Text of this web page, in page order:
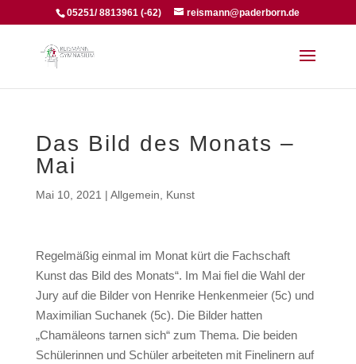
05251/ 8813961 (-62) reismann@paderborn.de
Das Bild des Monats –
Mai
Mai 10, 2021 | Allgemein Kunst
Regelmäßig einmal im Monat kürt die Fachschaft
Kunst das Bild des Monats“. Im Mai fiel die Wahl der
Jury auf die Bilder von Henrike Henkenmeier (5c) und
Maximilian Suchanek (5c). Die Bilder hatten
„Chamäleons tarnen sich“ zum Thema. Die beiden
Schülerinnen und Schüler arbeiteten mit Finelinern auf